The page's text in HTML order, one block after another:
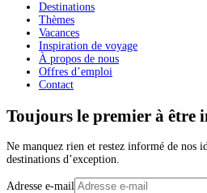
Destinations
Thèmes
Vacances
Inspiration de voyage
À propos de nous
Offres d’emploi
Contact
Toujours le premier à être
Ne manquez rien et restez informé de nos
destinations d’exception.
Adresse e-mail